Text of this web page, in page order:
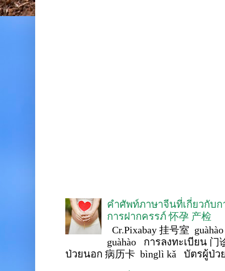
คำศัพท์ภาษาจีนที่เกี่ยวกับ
การฝากครรภ์ 怀孕 产检
Cr.Pixabay 挂号室
guàhào การลงทะเบียน 门
ป่วยนอก 病历卡 bìnglì kǎ บัตรผู้ป่ว